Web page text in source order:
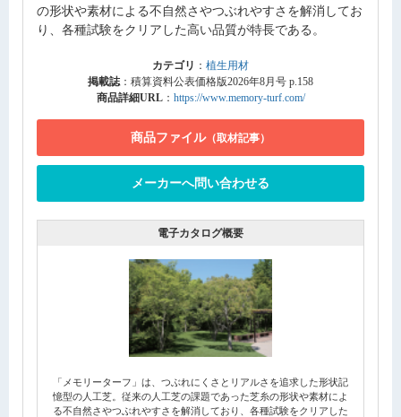
の形状や素材による不自然さやつぶれやすさを解消してお
り、各種試験をクリアした高い品質が特長である。
カテゴリ ： 植生用材
掲載誌 ：積算資料公表価格版2026年8月号 p.158
商品詳細URL： https://www.memory-turf.com/
商品ファイル（取材記事）
メーカーへ問い合わせる
電子カタログ概要
「メモリーターフ」は、つぶれにくさとリアルさを追求した形状記
憶型の人工芝。従来の人工芝の課題であった芝糸の形状や素材によ
る不自然さやつぶれやすさを解消しており、各種試験をクリアした